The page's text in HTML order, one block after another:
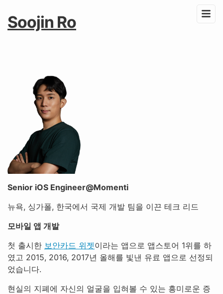
Soojin Ro
Senior iOS Engineer@Momenti
뉴욕, 싱가폴, 한국에서 국제 개발 팀을 이끈 테크 리드
모바일 앱 개발
첫 출시한 보안카드 위젯이라는 앱으로 앱스토어 1위를 하
였고 2015, 2016, 2017년 올해를 빛낸 유료 앱으로 선정되
었습니다.
현실의 지폐에 자신의 얼굴을 입혀볼 수 있는 흥미로운 증